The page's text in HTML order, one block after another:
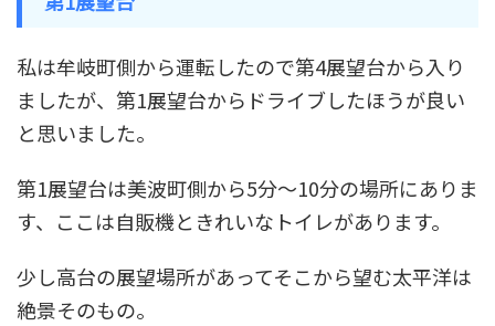
私は牟岐町側から運転したので第4展望台から入り
ましたが、第1展望台からドライブしたほうが良い
と思いました。
第1展望台は美波町側から5分～10分の場所にありま
す、ここは自販機ときれいなトイレがあります。
少し高台の展望場所があってそこから望む太平洋は
絶景そのもの。